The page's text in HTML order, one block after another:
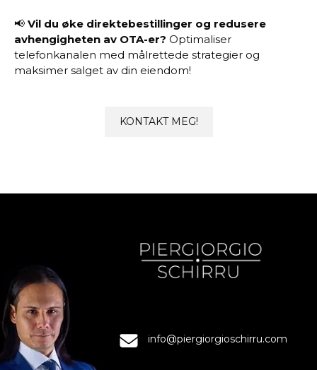
📢 Vil du øke direktebestillinger og redusere
avhengigheten av OTA-er? Optimaliser
telefonkanalen med målrettede strategier og
maksimer salget av din eiendom!
KONTAKT MEG!
info@piergiorgioschirru.com